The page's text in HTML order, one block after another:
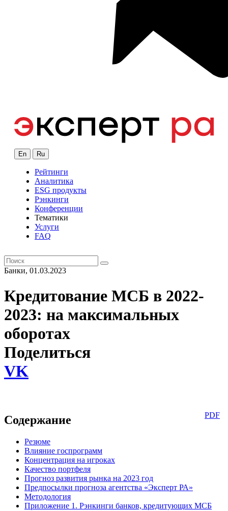
En Ru
Рейтинги
Аналитика
ESG продукты
Рэнкинги
Конференции
Тематики
Услуги
FAQ
Банки, 01.03.2023
Кредитование МСБ в 2022-
2023: на максимальных
оборотах
Поделиться
VK
PDF
Содержание
Резюме
Влияние госпрограмм
Концентрация на игроках
Качество портфеля
Прогноз развития рынка на 2023 год
Предпосылки прогноза агентства «Эксперт РА»
Методология
Приложение 1. Рэнкинги банков, кредитующих МСБ